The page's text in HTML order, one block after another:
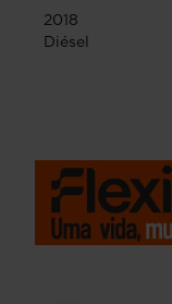
2018
Diésel